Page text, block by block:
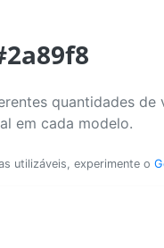
quantidades de
em cada modelo.
utilizáveis, experimente o